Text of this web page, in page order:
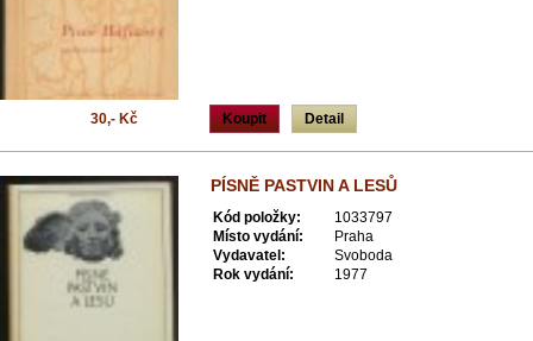
Koupit Detail
30,- Kč
PÍSNĚ PASTVIN A LESŮ
Kód položky:
1033797
Místo vydání:
Praha
Vydavatel:
Svoboda
Rok vydání:
1977